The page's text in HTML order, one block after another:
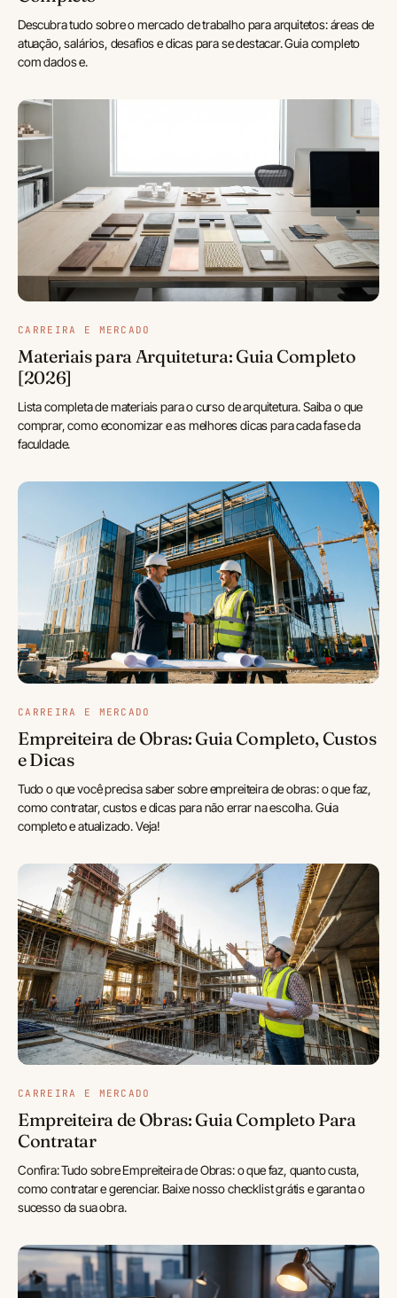
Descubra tudo sobre o mercado de trabalho para arquitetos: áreas de
atuação, salários, desafios e dicas para se destacar. Guia completo
com dados e.
CARREIRA E MERCADO
Materiais para Arquitetura: Guia Completo
[2026]
Lista completa de materiais para o curso de arquitetura. Saiba o que
comprar, como economizar e as melhores dicas para cada fase da
faculdade.
CARREIRA E MERCADO
Empreiteira de Obras: Guia Completo, Custos
e Dicas
Tudo o que você precisa saber sobre empreiteira de obras: o que faz,
como contratar, custos e dicas para não errar na escolha. Guia
completo e atualizado. Veja!
CARREIRA E MERCADO
Empreiteira de Obras: Guia Completo Para
Contratar
Confira: Tudo sobre Empreiteira de Obras: o que faz, quanto custa,
como contratar e gerenciar. Baixe nosso checklist grátis e garanta o
sucesso da sua obra.